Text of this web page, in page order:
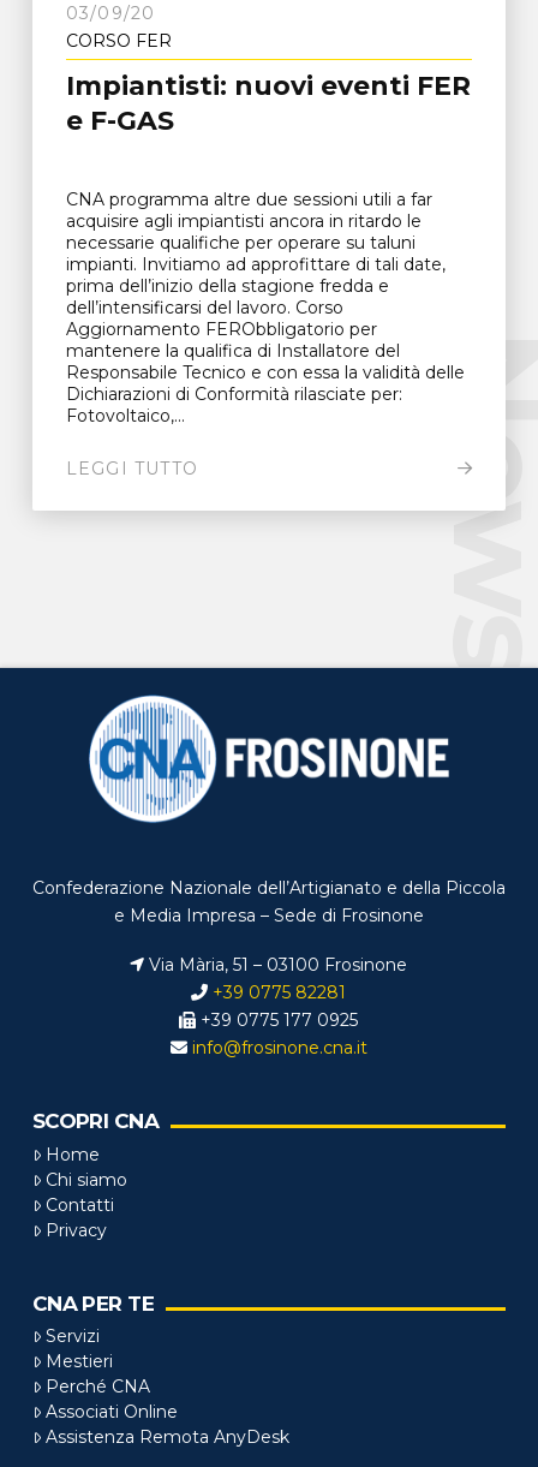
03/09/20
CORSO FER
Impiantisti: nuovi eventi FER
e F-GAS
CNA programma altre due sessioni utili a far
acquisire agli impiantisti ancora in ritardo le
necessarie qualifiche per operare su taluni
impianti. Invitiamo ad approfittare di tali date,
prima dell’inizio della stagione fredda e
dell’intensificarsi del lavoro. Corso
Aggiornamento FERObbligatorio per
mantenere la qualifica di Installatore del
Responsabile Tecnico e con essa la validità delle
Dichiarazioni di Conformità rilasciate per:
Fotovoltaico,...
LEGGI TUTTO
Confederazione Nazionale dell’Artigianato e della Piccola
e Media Impresa – Sede di Frosinone
Via Mària, 51 – 03100 Frosinone
+39 0775 82281
+39 0775 177 0925
info@frosinone.cna.it
SCOPRI CNA
Home
Chi siamo
Contatti
Privacy
CNA PER TE
Servizi
Mestieri
Perché CNA
Associati Online
Assistenza Remota AnyDesk